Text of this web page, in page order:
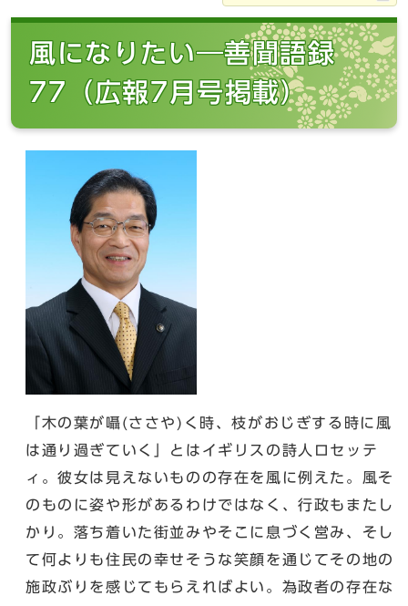
風になりたい―善聞語録
77（広報7月号掲載）
「木の葉が囁(ささや)く時、枝がおじぎする時に風
は通り過ぎていく」とはイギリスの詩人ロセッテ
ィ。彼女は見えないものの存在を風に例えた。風そ
のものに姿や形があるわけではなく、行政もまたし
かり。落ち着いた街並みやそこに息づく営み、そし
て何よりも住民の幸せそうな笑顔を通じてその地の
施政ぶりを感じてもらえればよい。為政者の存在な